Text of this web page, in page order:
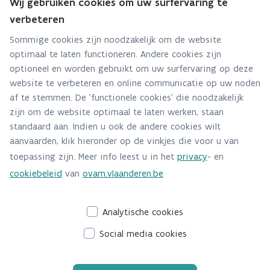
Hebt u een vraag over zwerfvuilmonitoring? Stel
Alle contactgegevens
Adres
Stationsstraat 110
2800 Mechelen
Route en bereikbaarheid
E-mail
zwerfvuilmonitoring@ovam.be
verbeteren
Sommige cookies zijn noodzakelijk om de website
optimaal te laten functioneren. Andere cookies zijn
optioneel en worden gebruikt om uw surfervaring op deze
website te verbeteren en online communicatie op uw noden
af te stemmen. De 'functionele cookies' die noodzakelijk
zijn om de website optimaal te laten werken, staan
standaard aan. Indien u ook de andere cookies wilt
aanvaarden, klik hieronder op de vinkjes die voor u van
toepassing zijn. Meer info leest u in het privacy- en
cookiebeleid van ovam.vlaanderen.be
Analytische cookies
Social media cookies